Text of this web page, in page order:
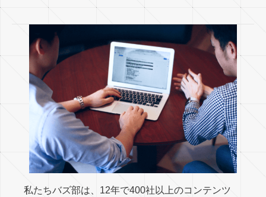
私たちバズ部は、12年で400社以上のコンテンツ